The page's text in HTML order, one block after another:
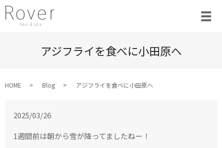
アジフライを食べに小田原へ
HOME Blog アジフライを食べに小田原へ
2025/03/26
1週間前は朝から雪が降ってましたねー！